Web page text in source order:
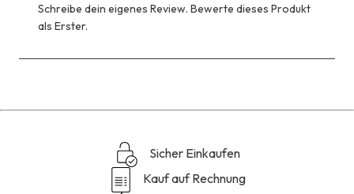
Schreibe dein eigenes Review. Bewerte dieses Produkt
als Erster.
Sicher Einkaufen
Kauf auf Rechnung